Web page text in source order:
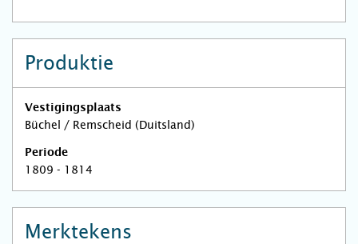
Produktie
Vestigingsplaats
Büchel / Remscheid (Duitsland)
Periode
1809 - 1814
Merktekens